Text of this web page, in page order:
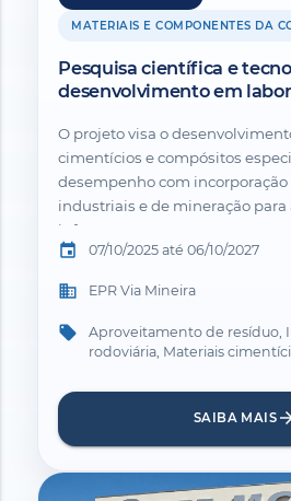
MATERIAIS E COMPONENTES DA
Pesquisa científica e
desenvolvimento em
concreto e compósitos
desempenho com inserção
para estrutura rodoviária.
O projeto visa o
cimentícios e compósitos
desempenho com incorporação
industriais e de mineração para
infraestrutura...
event 07/10/2025 até 06/10/2027
business EPR Via Mineira
local_offer
Aproveitamento de resíduo,
rodoviária, Materiais
SAIBA MAIS